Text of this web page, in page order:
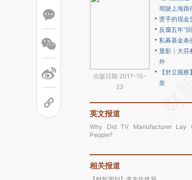
出版日期 2017-10-
23
驾驶上海路
烫手的现金
反腐五年“
私募基金条
显影｜大芬
外
【舒立观
发
英文报道
Why Did TV Manufacturer Lay
People?
相关报道